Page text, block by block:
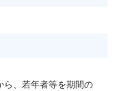
ら、若年者等を期間の